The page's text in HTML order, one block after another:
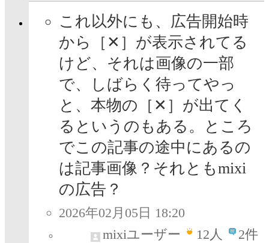
これ以外にも、広告開始時
から［✕］が表示されてる
けど、それは画像の一部
で、しばらく待ってやっ
と、本物の［✕］が出てく
るというのもある。ところ
でこの記事の途中にあるの
は記事画像？それともmixi
の広告？
2026年02月05日 18:20
mixiユーザー
12人 2件